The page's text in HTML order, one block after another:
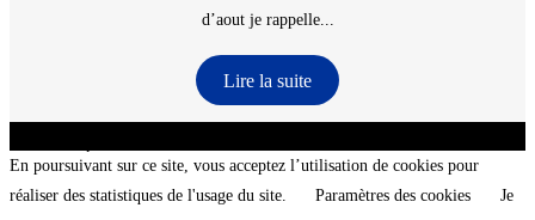
d’aout je rappelle...
Lire la suite
En poursuivant sur ce site, vous acceptez l’utilisation de cookies pour
réaliser des statistiques de l'usage du site.
Paramètres des cookies
Je